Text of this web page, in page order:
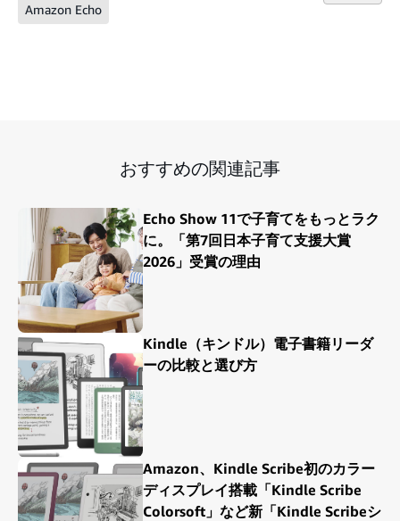
Amazon Echo
おすすめの関連記事
Echo Show 11で子育てをもっとラク
に。「第7回日本子育て支援大賞
2026」受賞の理由
Kindle（キンドル）電子書籍リーダ
ーの比較と選び方
Amazon、Kindle Scribe初のカラー
ディスプレイ搭載「Kindle Scribe
Colorsoft」など新「Kindle Scribeシ